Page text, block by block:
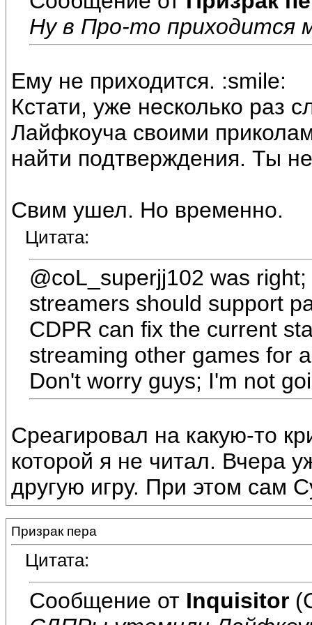
Ну в Про-то приходится
Ему не приходится. :smile:
Кстати, уже несколько
Лайфкоуча своими
найти подтверждения. Ты
Свим ушел. Но временно.
Цитата:
@coL_superjj102 was
streamers should support
CDPR can fix the current
streaming other games for
Don't worry guys; I'm not
Среагировал на какую-то
которой я не читал. Вчера
другую игру. При этом сам
Призрак пера
Цитата:
Сообщение от Inquisitor